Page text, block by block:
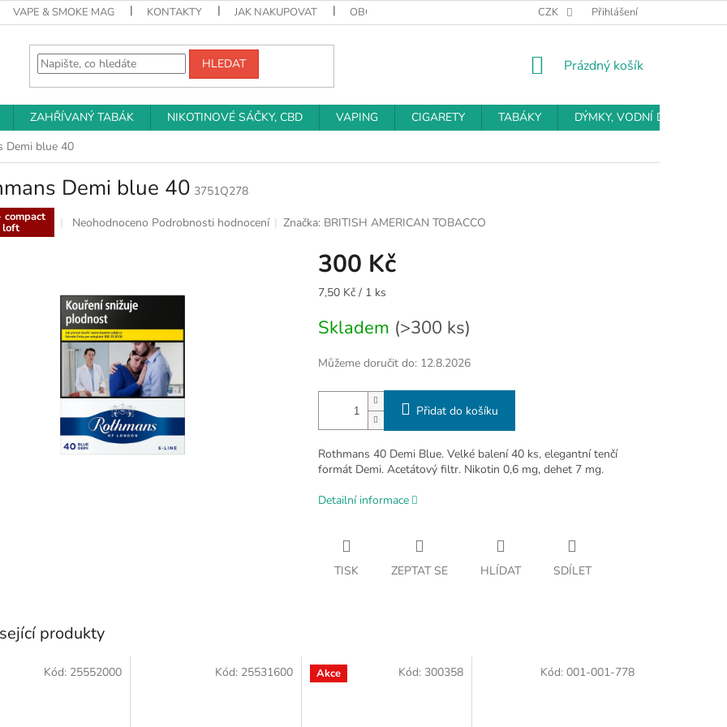
VAPE & SMOKE MAG KONTAKTY JAK NAKUPOVAT OBCHODNÍ PODMÍNKY PODMÍNKY OCHRANY OSOBNÍCH ÚDAJŮ
CZK Přihlášení
HLEDAT
NÁKUPNÍ
Prázdný košík
ZAHŘÍVANÝ TABÁK NIKOTINOVÉ SÁČKY, CBD VAPING CIGARETY TABÁKY
DÝMKY, VODNÍ DÝMKY
Demi blue 40
Demi blue 40 3751Q278
compact
Průměrné
z
5
hvězdiček.
Neohodnoceno Podrobnosti hodnocení Značka: BRITISH AMERICAN TOBACCO
300 Kč
Měrná
7,50 Kč / 1 ks
Skladem (>300 ks)
Můžeme doručit do: 12.8.2026
Přidat do košíku
Rothmans 40 Demi Blue. Velké balení 40 ks, elegantní tenčí
formát Demi. Acetátový filtr. Nikotin 0,6 mg, dehet 7 mg.
Detailní informace
TISK ZEPTAT SE HLÍDAT SDÍLET
produkty
Kód: 25552000 Kód: 25531600 Akce Kód: 300358 Kód: 001-001-778